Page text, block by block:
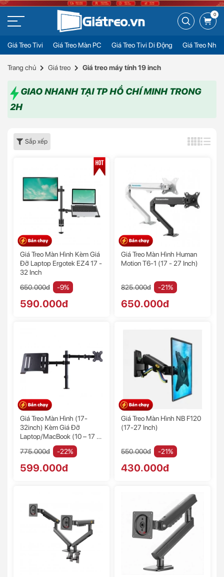
0
Giá Treo Tivi Giá Treo Màn PC Giá Treo Tivi Di Động Giá Treo
Trang chủ Giá treo Giá treo máy tính 19 inch
GIAO NHANH TẠI TP HỒ CHÍ MINH TRONG
2H
Sắp xếp
Giá Treo Màn Hình Kèm Giá
Đỡ Laptop Ergotek EZ4 17 -
32 Inch
650.000đ
-9%
590.000đ
Giá Treo Màn Hình Human
Motion T6-1 (17 - 27 Inch)
825.000đ -21%
650.000đ
Giá Treo Màn Hình (17-
32inch) Kèm Giá Đỡ
Laptop/MacBook (10 – 17 -
32 Inch) - M074
775.000đ -22%
599.000đ
Giá Treo Màn Hình NB F120
(17-27 Inch)
550.000đ -21%
430.000đ